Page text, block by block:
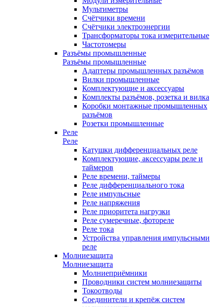
Мультиметры
Счётчики времени
Счётчики электроэнергии
Трансформаторы тока измерительные
Частотомеры
Разъёмы промышленные
Разъёмы промышленные
Адаптеры промышленных разъёмов
Вилки промышленные
Комплектующие и аксессуары
Комплекты разъёмов, розетка и вилка
Коробки монтажные промышленных
разъёмов
Розетки промышленные
Реле
Реле
Катушки дифференциальных реле
Комплектующие, аксессуары реле и
таймеров
Реле времени, таймеры
Реле дифференциального тока
Реле импульсные
Реле напряжения
Реле приоритета нагрузки
Реле сумеречные, фотореле
Реле тока
Устройства управления импульсными
реле
Молниезащита
Молниезащита
Молниеприёмники
Проводники систем молниезащиты
Токоотводы
Соединители и крепёж систем